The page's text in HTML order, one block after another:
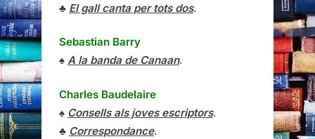
♣ El gall canta per tots dos.
Sebastian Barry
♠ A la banda de Canaan.
Charles Baudelaire
♠ Consells als joves escriptors.
♣ Correspondance.